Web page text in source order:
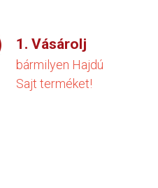
1. Vásárolj
bármilyen Hajdú
Sajt terméket!